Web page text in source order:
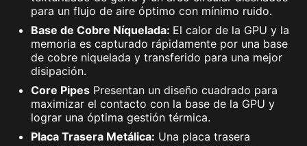
para un flujo de aire óptimo con mínimo ruido.
Base de Cobre Níquelada: El calor de la GPU y la
memoria es capturado rápidamente por una base
de cobre niquelada y transferido para una mejor
disipación.
Core Pipes Presentan un diseño cuadrado para
maximizar el contacto con la base de la GPU y
lograr una óptima gestión térmica.
Placa Trasera Metálica: Una placa trasera